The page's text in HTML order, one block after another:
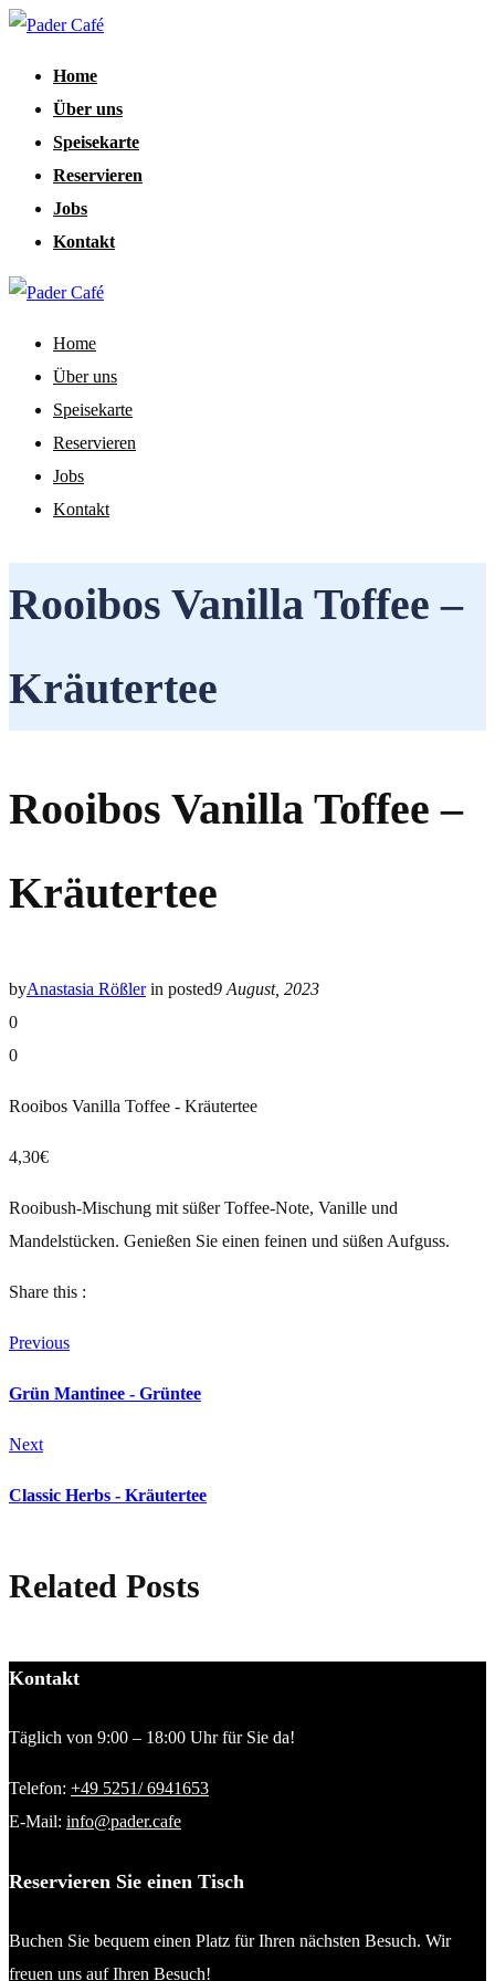
Home
Über uns
Speisekarte
Reservieren
Jobs
Kontakt
Home
Über uns
Speisekarte
Reservieren
Jobs
Kontakt
Rooibos Vanilla Toffee –
Kräutertee
Rooibos Vanilla Toffee –
Kräutertee
byAnastasia Rößler in posted9 August, 2023
0
0
Rooibos Vanilla Toffee - Kräutertee
4,30€
Rooibush-Mischung mit süßer Toffee-Note, Vanille und
Mandelstücken. Genießen Sie einen feinen und süßen Aufguss.
Share this :
Previous
Grün Mantinee - Grüntee
Next
Classic Herbs - Kräutertee
Related Posts
Kontakt
Täglich von 9:00 – 18:00 Uhr für Sie da!
Telefon: +49 5251/ 6941653
E-Mail: info@pader.cafe
Reservieren Sie einen Tisch
Buchen Sie bequem einen Platz für Ihren nächsten Besuch. Wir
freuen uns auf Ihren Besuch!